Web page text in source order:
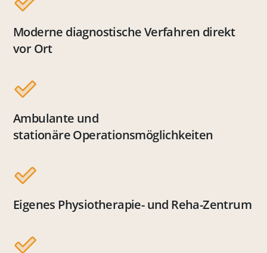
Moderne diagnostische Verfahren direkt
vor Ort
Ambulante und
stationäre Operationsmöglichkeiten
Eigenes Physiotherapie- und Reha-Zentrum